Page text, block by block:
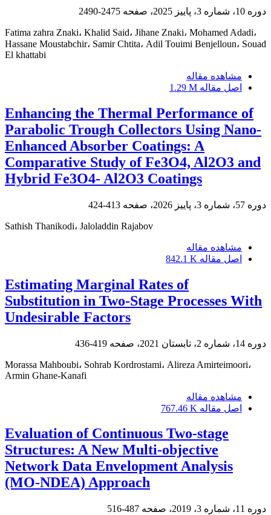
دوره 10، شماره 3، پاییز 2025، صفحه 2475-2490
Fatima zahra Znaki، Khalid Said، Jihane Znaki، Mohamed Adadi،
Hassane Moustabchir، Samir Chtita، Adil Touimi Benjelloun، Souad
El khattabi
مشاهده مقاله
اصل مقاله 1.29 M
Enhancing the Thermal Performance of
Parabolic Trough Collectors Using Nano-
Enhanced Absorber Coatings: A
Comparative Study of Fe3O4, Al2O3 and
Hybrid Fe3O4- Al2O3 Coatings
دوره 57، شماره 3، پاییز 2026، صفحه 413-424
Sathish Thanikodi، Jaloladdin Rajabov
مشاهده مقاله
اصل مقاله 842.1 K
Estimating Marginal Rates of
Substitution in Two-Stage Processes With
Undesirable Factors
دوره 14، شماره 2، تابستان 2021، صفحه 419-436
Morassa Mahboubi، Sohrab Kordrostami، Alireza Amirteimoori،
Armin Ghane-Kanafi
مشاهده مقاله
اصل مقاله 767.46 K
Evaluation of Continuous Two-stage
Structures: A New Multi-objective
Network Data Envelopment Analysis
(MO-NDEA) Approach
دوره 11، شماره 3، 2019، صفحه 487-516